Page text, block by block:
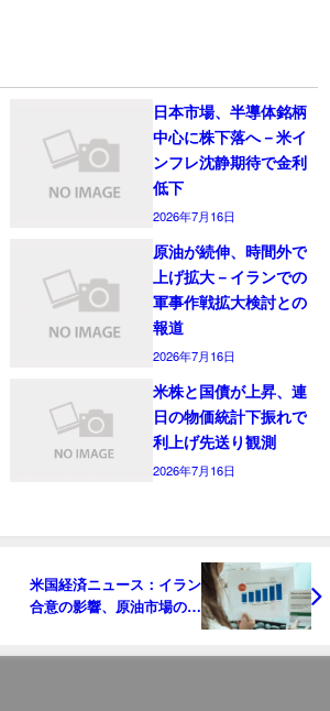
日本市場、半導体銘柄
中心に株下落へ－米イ
ンフレ沈静期待で金利
低下
2026年7月16日
原油が続伸、時間外で
上げ拡大－イランでの
軍事作戦拡大検討との
報道
2026年7月16日
米株と国債が上昇、連
日の物価統計下振れで
利上げ先送り観測
2026年7月16日
米国経済ニュース：イラン
合意の影響、原油市場の変
動、そしてSpaceX上場の
意外な波紋